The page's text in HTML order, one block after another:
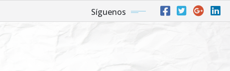
Síguenos